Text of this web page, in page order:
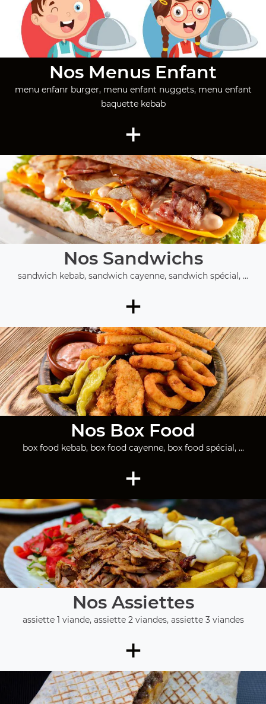
Nos Menus Enfant
menu enfanr burger, menu enfant nuggets, menu enfant
baquette kebab
+
Nos Sandwichs
sandwich kebab, sandwich cayenne, sandwich spécial, ...
+
Nos Box Food
box food kebab, box food cayenne, box food spécial, ...
+
Nos Assiettes
assiette 1 viande, assiette 2 viandes, assiette 3 viandes
+